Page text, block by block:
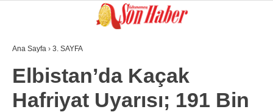
GÜNDEM
Ana Sayfa › 3. SAYFA
Elbistan’da Kaçak
Hafriyat Uyarısı; 191 Bin